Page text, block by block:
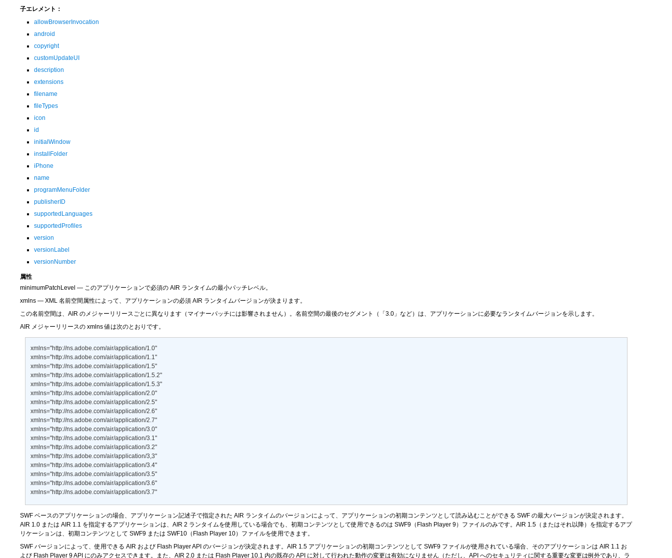
子エレメント：
allowBrowserInvocation
android
copyright
customUpdateUI
description
extensions
filename
fileTypes
icon
id
initialWindow
installFolder
iPhone
name
programMenuFolder
publisherID
supportedLanguages
supportedProfiles
version
versionLabel
versionNumber
属性
minimumPatchLevel — このアプリケーションで必須の AIR ランタイムの最小パッチレベル。
xmlns — XML 名前空間属性によって、アプリケーションの必須 AIR ランタイムバージョンが決まります。
この名前空間は、AIR のメジャーリリースごとに異なります（マイナーパッチには影響されません）。名前空間の最後のセグメント（「3.0」など）は、アプリケーションに必要なランタイムバージョンを示します。
AIR メジャーリリースの xmlns 値は次のとおりです。
xmlns="http://ns.adobe.com/air/application/1.0"
xmlns="http://ns.adobe.com/air/application/1.1"
xmlns="http://ns.adobe.com/air/application/1.5"
xmlns="http://ns.adobe.com/air/application/1.5.2"
xmlns="http://ns.adobe.com/air/application/1.5.3"
xmlns="http://ns.adobe.com/air/application/2.0"
xmlns="http://ns.adobe.com/air/application/2.5"
xmlns="http://ns.adobe.com/air/application/2.6"
xmlns="http://ns.adobe.com/air/application/2.7"
xmlns="http://ns.adobe.com/air/application/3.0"
xmlns="http://ns.adobe.com/air/application/3.1"
xmlns="http://ns.adobe.com/air/application/3.2"
xmlns="http://ns.adobe.com/air/application/3,3"
xmlns="http://ns.adobe.com/air/application/3.4"
xmlns="http://ns.adobe.com/air/application/3.5"
xmlns="http://ns.adobe.com/air/application/3.6"
xmlns="http://ns.adobe.com/air/application/3.7"
SWF ベースのアプリケーションの場合、アプリケーション記述子で指定された AIR ランタイムのバージョンによって、アプリケーションの初期コンテンツとして読み込むことができる SWF の最大バージョンが決定されます。
AIR 1.0 または AIR 1.1 を指定するアプリケーションは、AIR 2 ランタイムを使用している場合でも、初期コンテンツとして使用できるのは SWF9（Flash Player 9）ファイルのみです。AIR 1.5（またはそれ以降）を指定するアプ
リケーションは、初期コンテンツとして SWF9 または SWF10（Flash Player 10）ファイルを使用できます。
SWF バージョンによって、使用できる AIR および Flash Player API のバージョンが決定されます。AIR 1.5 アプリケーションの初期コンテンツとして SWF9 ファイルが使用されている場合、そのアプリケーションは AIR 1.1 お
よび Flash Player 9 API にのみアクセスできます。また、AIR 2.0 または Flash Player 10.1 内の既存の API に対して行われた動作の変更は有効になりません（ただし、API へのセキュリティに関する重要な変更は例外であり、ラ